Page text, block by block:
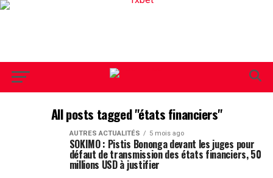
All posts tagged "états financiers"
AUTRES ACTUALITÉS 5 mois ago
SOKIMO : Pistis Bononga devant les juges pour
défaut de transmission des états financiers, 50
millions USD à justifier